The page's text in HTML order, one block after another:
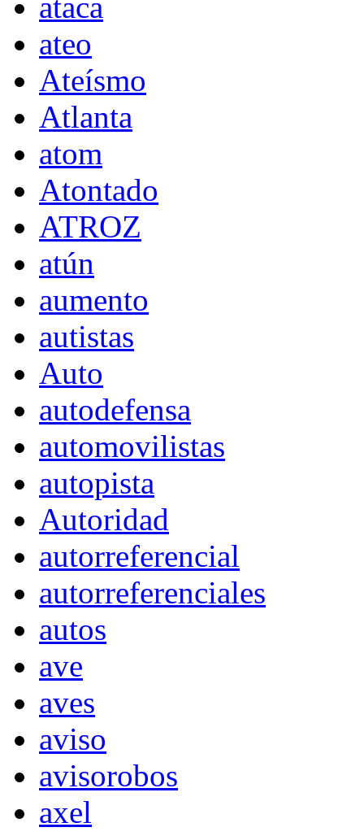
ataca
ateo
Ateísmo
Atlanta
atom
Atontado
ATROZ
atún
aumento
autistas
Auto
autodefensa
automovilistas
autopista
Autoridad
autorreferencial
autorreferenciales
autos
ave
aves
aviso
avisorobos
axel